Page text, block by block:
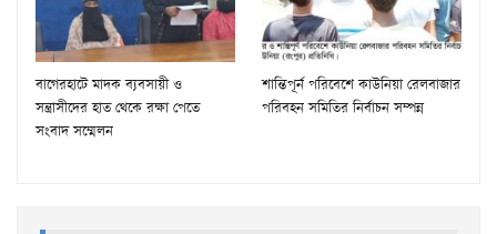
বাগেরহাটে মাদক ব্যবসায়ী ও
সন্ত্রাসীদের হাত থেকে রক্ষা পেতে
সংবাদ সম্মেলন
শান্তিপূর্ন পরিবেশে কাউনিয়া রেলবাজার
পরিবহন সমিতির নির্বাচন সম্পন্ন